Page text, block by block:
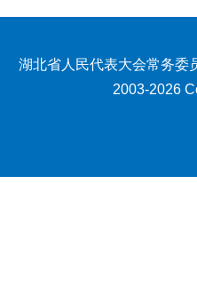
湖北省人民代表大会常务委
2003-2026